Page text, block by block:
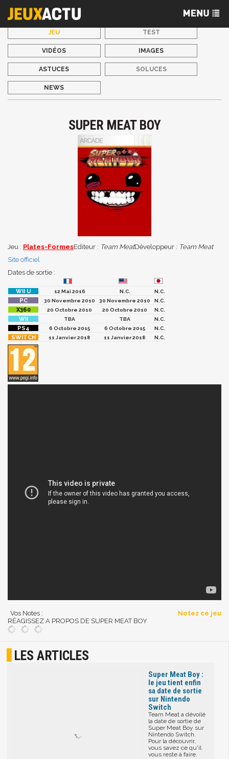
JEU TEST
VIDÉOS IMAGES
ASTUCES SOLUCES
NEWS
SUPER MEAT BOY
Jeu : Plates-FormesEditeur : Team MeatDéveloppeur : Team Meat
Site officiel
Dates de sortie :
12 Mai 2016 N.C.
N.C.
30 Novembre 2010
30 Novembre 2010
N.C.
20 Octobre 2010
20 Octobre 2010
N.C.
TBA
TBA
N.C.
6 Octobre 2015
6 Octobre 2015
N.C.
11 Janvier 2018
11 Janvier 2018 N.C.
Vos Notes :
Notez ce jeu
RÉAGISSEZ A PROPOS DE SUPER MEAT BOY
LES ARTICLES
Super Meat Boy :
le jeu tient enfin
sa date de sortie
sur Nintendo
Switch
Team Meat a dévoilé
la date de sortie de
Super Meat Boy sur
Nintendo Switch.
Pour la découvrir,
vous savez ce qu'il
vous reste à faire.